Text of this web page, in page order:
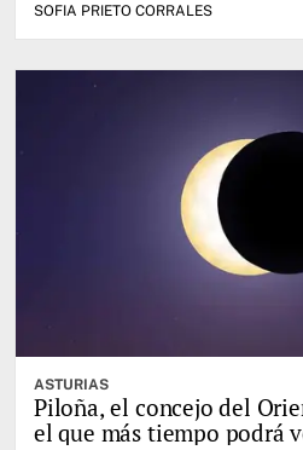
SOFIA PRIETO CORRALES
ASTURIAS
Piloña, el concejo del
el que más tiempo podrá